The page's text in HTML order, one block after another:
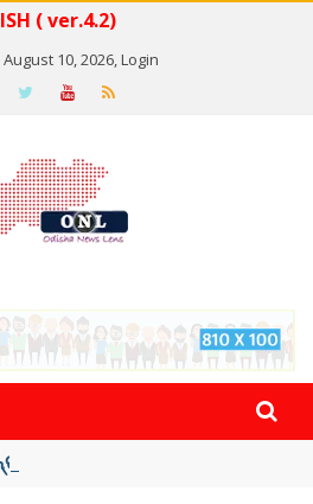
IN ENGLISH ( ver.4.2)
10, 2026,Login
ଆଲୁମିନିୟର ପ୍ରକଳ୍ପ ସଙ୍ଗମ ...